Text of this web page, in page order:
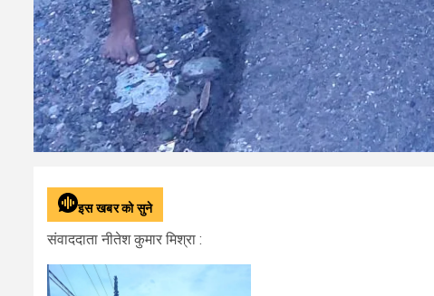
इस खबर को सुने
संवाददाता नीतेश कुमार मिश्रा :